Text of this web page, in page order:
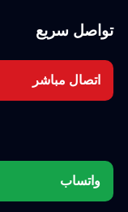
تواصل سريع
اتصال مباشر
واتساب